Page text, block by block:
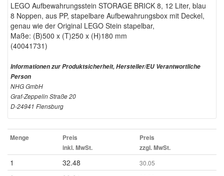
LEGO Aufbewahrungsstein STORAGE BRICK 8, 12 Liter, blau
8 Noppen, aus PP, stapelbare Aufbewahrungsbox mit Deckel,
genau wie der Original LEGO Stein stapelbar,
Maße: (B)500 x (T)250 x (H)180 mm
(40041731)
Informationen zur Produktsicherheit, Hersteller/EU Verantwortliche
Person
NHG GmbH
Graf-Zeppelin Straße 20
D-24941 Flensburg
Menge
Preis
inkl. MwSt.
Preis
zzgl. MwSt.
1 32.48 30.05